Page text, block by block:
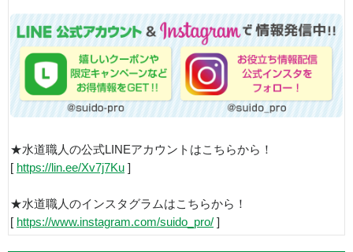
★水道職人の公式LINEアカウントはこちらから！
[ https://lin.ee/Xv7j7Ku ]
★水道職人のインスタグラムはこちらから！
[ https://www.instagram.com/suido_pro/ ]